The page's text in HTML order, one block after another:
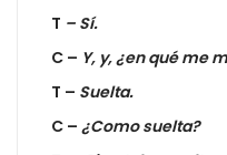
T – Sí.
C – Y, y, ¿en qué me
T – Suelta.
C – ¿Como suelta?